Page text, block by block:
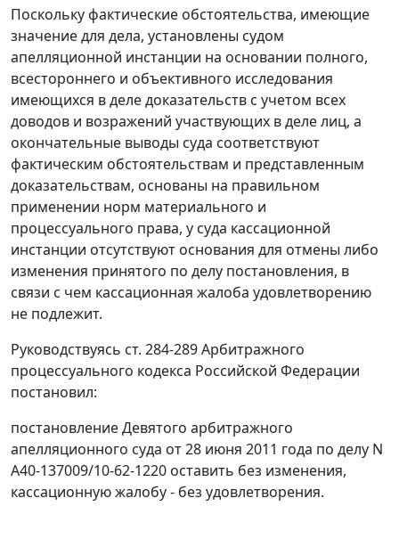
Поскольку фактические обстоятельства, имеющие
значение для дела, установлены судом
апелляционной инстанции на основании полного,
всестороннего и объективного исследования
имеющихся в деле доказательств с учетом всех
доводов и возражений участвующих в деле лиц, а
окончательные выводы суда соответствуют
фактическим обстоятельствам и представленным
доказательствам, основаны на правильном
применении норм материального и
процессуального права, у суда кассационной
инстанции отсутствуют основания для отмены либо
изменения принятого по делу постановления, в
связи с чем кассационная жалоба удовлетворению
не подлежит.
Руководствуясь ст. 284-289Арбитражного
процессуального кодекса Российской Федерации
постановил:
постановлениеДевятого арбитражного
апелляционного суда от 28 июня 2011 года по делу N
А40-137009/10-62-1220 оставить без изменения,
кассационную жалобу - без удовлетворения.